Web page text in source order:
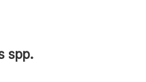
spp.